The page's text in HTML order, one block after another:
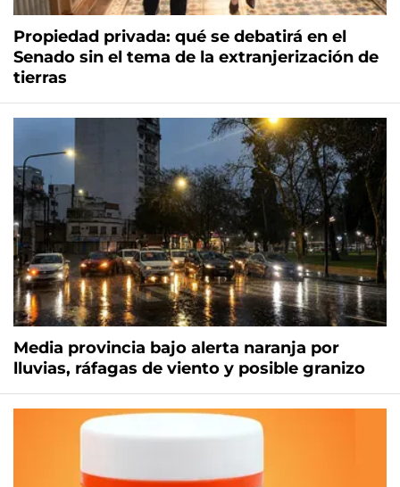
Propiedad privada: qué se debatirá en el
Senado sin el tema de la extranjerización de
tierras
Media provincia bajo alerta naranja por
lluvias, ráfagas de viento y posible granizo